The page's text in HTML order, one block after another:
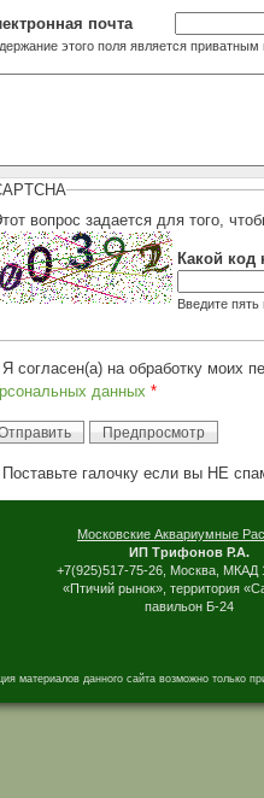
почта
этого поля является приватным
Какой код
Введите
Я согласен(а) на обработку моих
данных *
Поставьте галочку если вы НЕ
I'm a spammerМосковские Аквариумные
ИП Трифонов Р.А.
+7(925)517-75-26, Москва, МКАД
«Птичий рынок», территория
павильон Б-24
материалов данного сайта возможно только